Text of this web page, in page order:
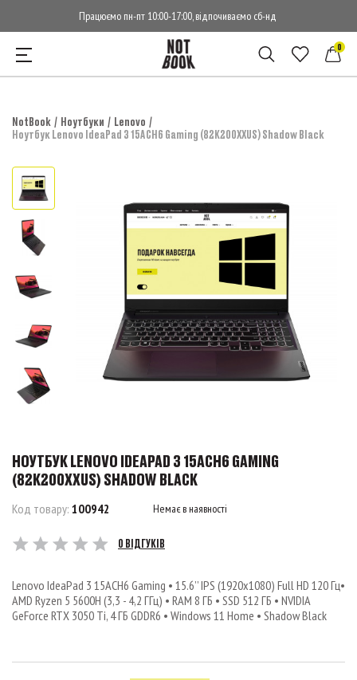
Працюємо пн-пт 10:00-17:00, відпочиваємо сб-нд
0
NotBook Ноутбуки
Lenovo
Ноутбук Lenovo IdeaPad 3 15ACH6 Gaming (82K200XXUS) Shadow Black
НОУТБУК LENOVO IDEAPAD 3 15ACH6 GAMING
(82K200XXUS) SHADOW BLACK
Код товару: 100942 Немає в наявності
0 ВІДГУКІВ
Lenovo IdeaPad 3 15ACH6 Gaming • 15.6’’ IPS (1920x1080) Full HD 120 Гц•
AMD Ryzen 5 5600H (3,3 - 4,2 ГГц) • RAM 8 ГБ • SSD 512 ГБ • NVIDIA
GeForce RTX 3050 Ti, 4 ГБ GDDR6 • Windows 11 Home • Shadow Black